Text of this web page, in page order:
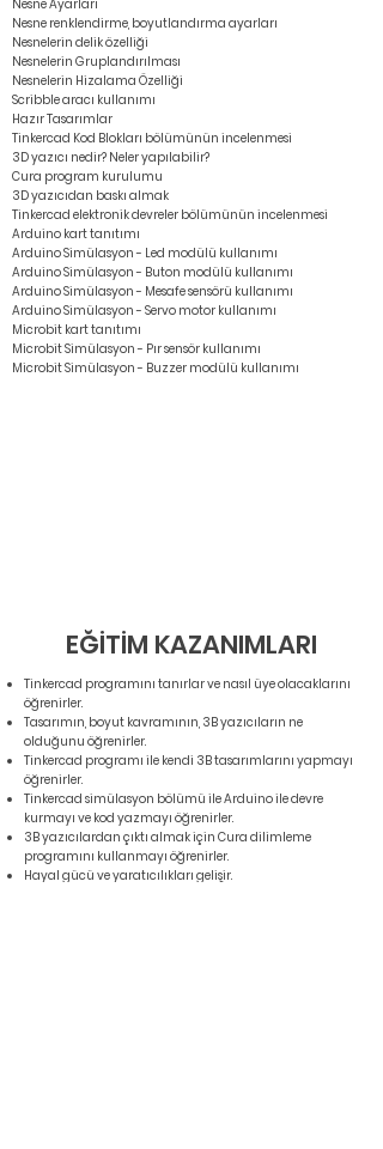
Nesne Ayarları
Nesne renklendirme, boyutlandırma ayarları
Nesnelerin delik özelliği
Nesnelerin Gruplandırılması
Nesnelerin Hizalama Özelliği
Scribble aracı kullanımı
Hazır Tasarımlar
Tinkercad Kod Blokları bölümünün incelenmesi
3D yazıcı nedir? Neler yapılabilir?
Cura program kurulumu
3D yazıcıdan baskı almak
Tinkercad elektronik devreler bölümünün incelenmesi
Arduino kart tanıtımı
Arduino Simülasyon - Led modülü kullanımı
Arduino Simülasyon - Buton modülü kullanımı
Arduino Simülasyon - Mesafe sensörü kullanımı
Arduino Simülasyon - Servo motor kullanımı
Microbit kart tanıtımı
Microbit Simülasyon - Pır sensör kullanımı
Microbit Simülasyon - Buzzer modülü kullanımı
EĞİTİM KAZANIMLARI
Tinkercad programını tanırlar ve nasıl üye olacaklarını
öğrenirler.
Tasarımın, boyut kavramının, 3B yazıcıların ne
olduğunu öğrenirler.
Tinkercad programı ile kendi 3B tasarımlarını yapmayı
öğrenirler.
Tinkercad simülasyon bölümü ile Arduino ile devre
kurmayı ve kod yazmayı öğrenirler.
3B yazıcılardan çıktı almak için Cura dilimleme
programını kullanmayı öğrenirler.
Hayal gücü ve yaratıcılıkları gelişir.